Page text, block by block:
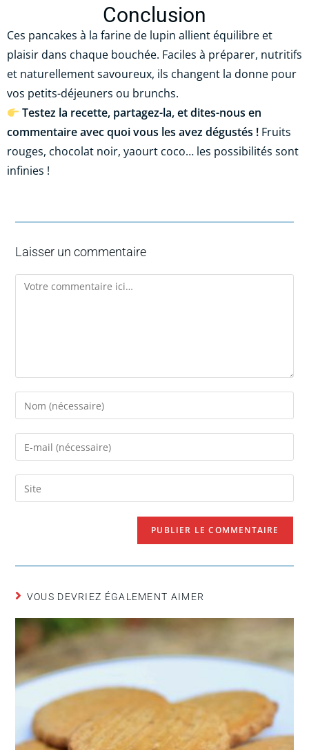
Conclusion
Ces pancakes à la farine de lupin allient équilibre et
plaisir dans chaque bouchée. Faciles à préparer, nutritifs
et naturellement savoureux, ils changent la donne pour
vos petits-déjeuners ou brunchs.
Testez la recette, partagez-la, et dites-nous en
commentaire avec quoi vous les avez dégustés ! Fruits
rouges, chocolat noir, yaourt coco… les possibilités sont
infinies !
Laisser un commentaire
VOUS DEVRIEZ ÉGALEMENT AIMER